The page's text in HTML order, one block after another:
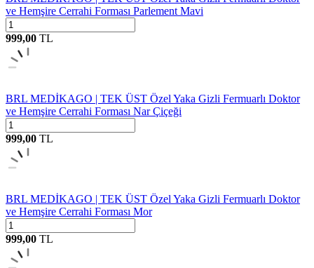
ve Hemşire Cerrahi Forması Parlement Mavi
999,00 TL
BRL MEDİKAGO | TEK ÜST Özel Yaka Gizli Fermuarlı Doktor
ve Hemşire Cerrahi Forması Nar Çiçeği
999,00 TL
BRL MEDİKAGO | TEK ÜST Özel Yaka Gizli Fermuarlı Doktor
ve Hemşire Cerrahi Forması Mor
999,00 TL